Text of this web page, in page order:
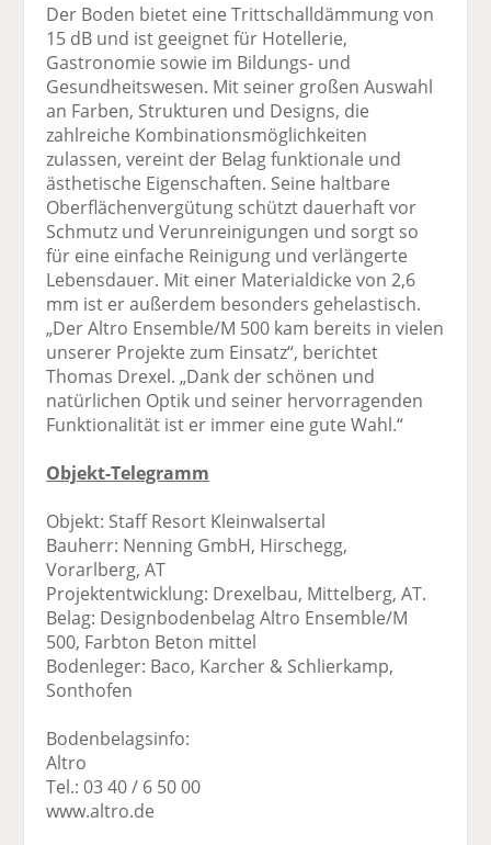
Der Boden bietet eine Trittschalldämmung von
15 dB und ist geeignet für Hotellerie,
Gastronomie sowie im Bildungs- und
Gesundheitswesen. Mit seiner großen Auswahl
an Farben, Strukturen und Designs, die
zahlreiche Kombinationsmöglichkeiten
zulassen, vereint der Belag funktionale und
ästhetische Eigenschaften. Seine haltbare
Oberflächenvergütung schützt dauerhaft vor
Schmutz und Verunreinigungen und sorgt so
für eine einfache Reinigung und verlängerte
Lebensdauer. Mit einer Materialdicke von 2,6
mm ist er außerdem besonders gehelastisch.
„Der Altro Ensemble/M 500 kam bereits in vielen
unserer Projekte zum Einsatz“, berichtet
Thomas Drexel. „Dank der schönen und
natürlichen Optik und seiner hervorragenden
Funktionalität ist er immer eine gute Wahl.“
Objekt-Telegramm
Objekt: Staff Resort Kleinwalsertal
Bauherr: Nenning GmbH, Hirschegg,
Vorarlberg, AT
Projektentwicklung: Drexelbau, Mittelberg, AT.
Belag: Designbodenbelag Altro Ensemble/M
500, Farbton Beton mittel
Bodenleger: Baco, Karcher & Schlierkamp,
Sonthofen
Bodenbelagsinfo:
Altro
Tel.: 03 40 / 6 50 00
www.altro.de